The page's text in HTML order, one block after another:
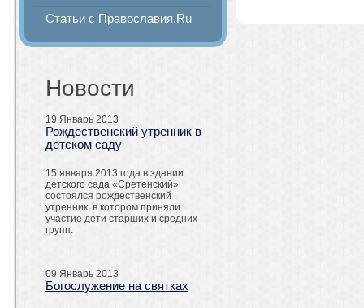
Статьи с Православия.Ru
Новости
19 Январь 2013
Рождественский утренник в
детском саду
15 января 2013 года в здании
детского сада «Сретенский»
состоялся рождественский
утренник, в котором приняли
участие дети старших и средних
групп.
09 Январь 2013
Богослужение на святках